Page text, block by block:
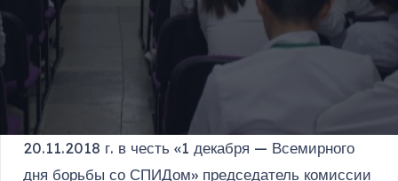
20.11.2018 г. в честь «1 декабря — Всемирного
дня борьбы со СПИДом» председатель комиссии